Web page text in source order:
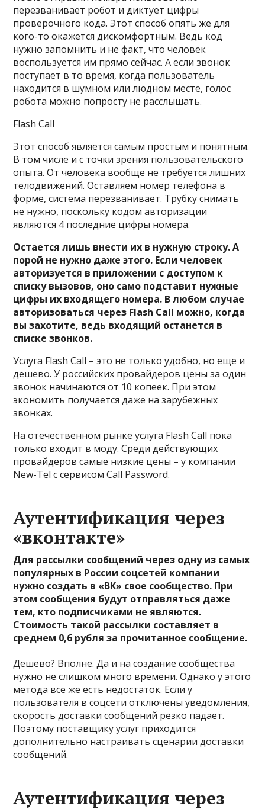
перезванивает робот и диктует цифры
проверочного кода. Этот способ опять же для
кого-то окажется дискомфортным. Ведь код
нужно запомнить и не факт, что человек
воспользуется им прямо сейчас. А если звонок
поступает в то время, когда пользователь
находится в шумном или людном месте, голос
робота можно попросту не расслышать.
Flash Call
Этот способ является самым простым и понятным.
В том числе и с точки зрения пользовательского
опыта. От человека вообще не требуется лишних
телодвижений. Оставляем номер телефона в
форме, система перезванивает. Трубку снимать
не нужно, поскольку кодом авторизации
являются 4 последние цифры номера.
Остается лишь внести их в нужную строку. А
порой не нужно даже этого. Если человек
авторизуется в приложении с доступом к
списку вызовов, оно само подставит нужные
цифры их входящего номера. В любом случае
авторизоваться через Flash Call можно, когда
вы захотите, ведь входящий останется в
списке звонков.
Услуга Flash Call – это не только удобно, но еще и
дешево. У российских провайдеров цены за один
звонок начинаются от 10 копеек. При этом
экономить получается даже на зарубежных
звонках.
На отечественном рынке услуга Flash Call пока
только входит в моду. Среди действующих
провайдеров самые низкие цены – у компании
New-Tel с сервисом Call Password.
Аутентификация через
«вконтакте»
Для рассылки сообщений через одну из самых
популярных в России соцсетей компании
нужно создать в «ВК» свое сообщество. При
этом сообщения будут отправляться даже
тем, кто подписчиками не являются.
Стоимость такой рассылки составляет в
среднем 0,6 рубля за прочитанное сообщение.
Дешево? Вполне. Да и на создание сообщества
нужно не слишком много времени. Однако у этого
метода все же есть недостаток. Если у
пользователя в соцсети отключены уведомления,
скорость доставки сообщений резко падает.
Поэтому поставщику услуг приходится
дополнительно настраивать сценарии доставки
сообщений.
Аутентификация через